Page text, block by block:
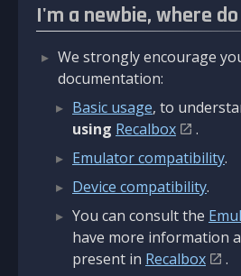
I'm a newbie, where
We strongly encourage
documentation:
Basic usage, to
using Recalbox
.
Emulator compatibility.
Device compatibility.
You can consult the
have more information
present in Recalbox
.